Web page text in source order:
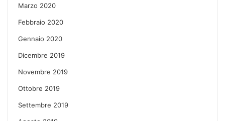
Marzo 2020
Febbraio 2020
Gennaio 2020
Dicembre 2019
Novembre 2019
Ottobre 2019
Settembre 2019